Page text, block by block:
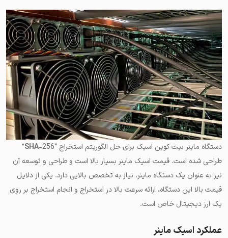
دستگاه ماینر بیت کوین اسیک برای حل الگوریتم استخراج “ SHA
-256”
طراحی شده است. قیمت اسیک ماینر بسیار بالا است و طراحی و توسعه آن
نیز به عنوان یک دستگاه ماینر، نیاز به تخصص بالایی دارد. یکی از دلایل
قیمت بالا این دستگاه، ارائه سرعت بالا در استخراج و انجام استخراج بر روی
یک ارز دیجیتال خاص است.
عملکرد اسیک ماینر